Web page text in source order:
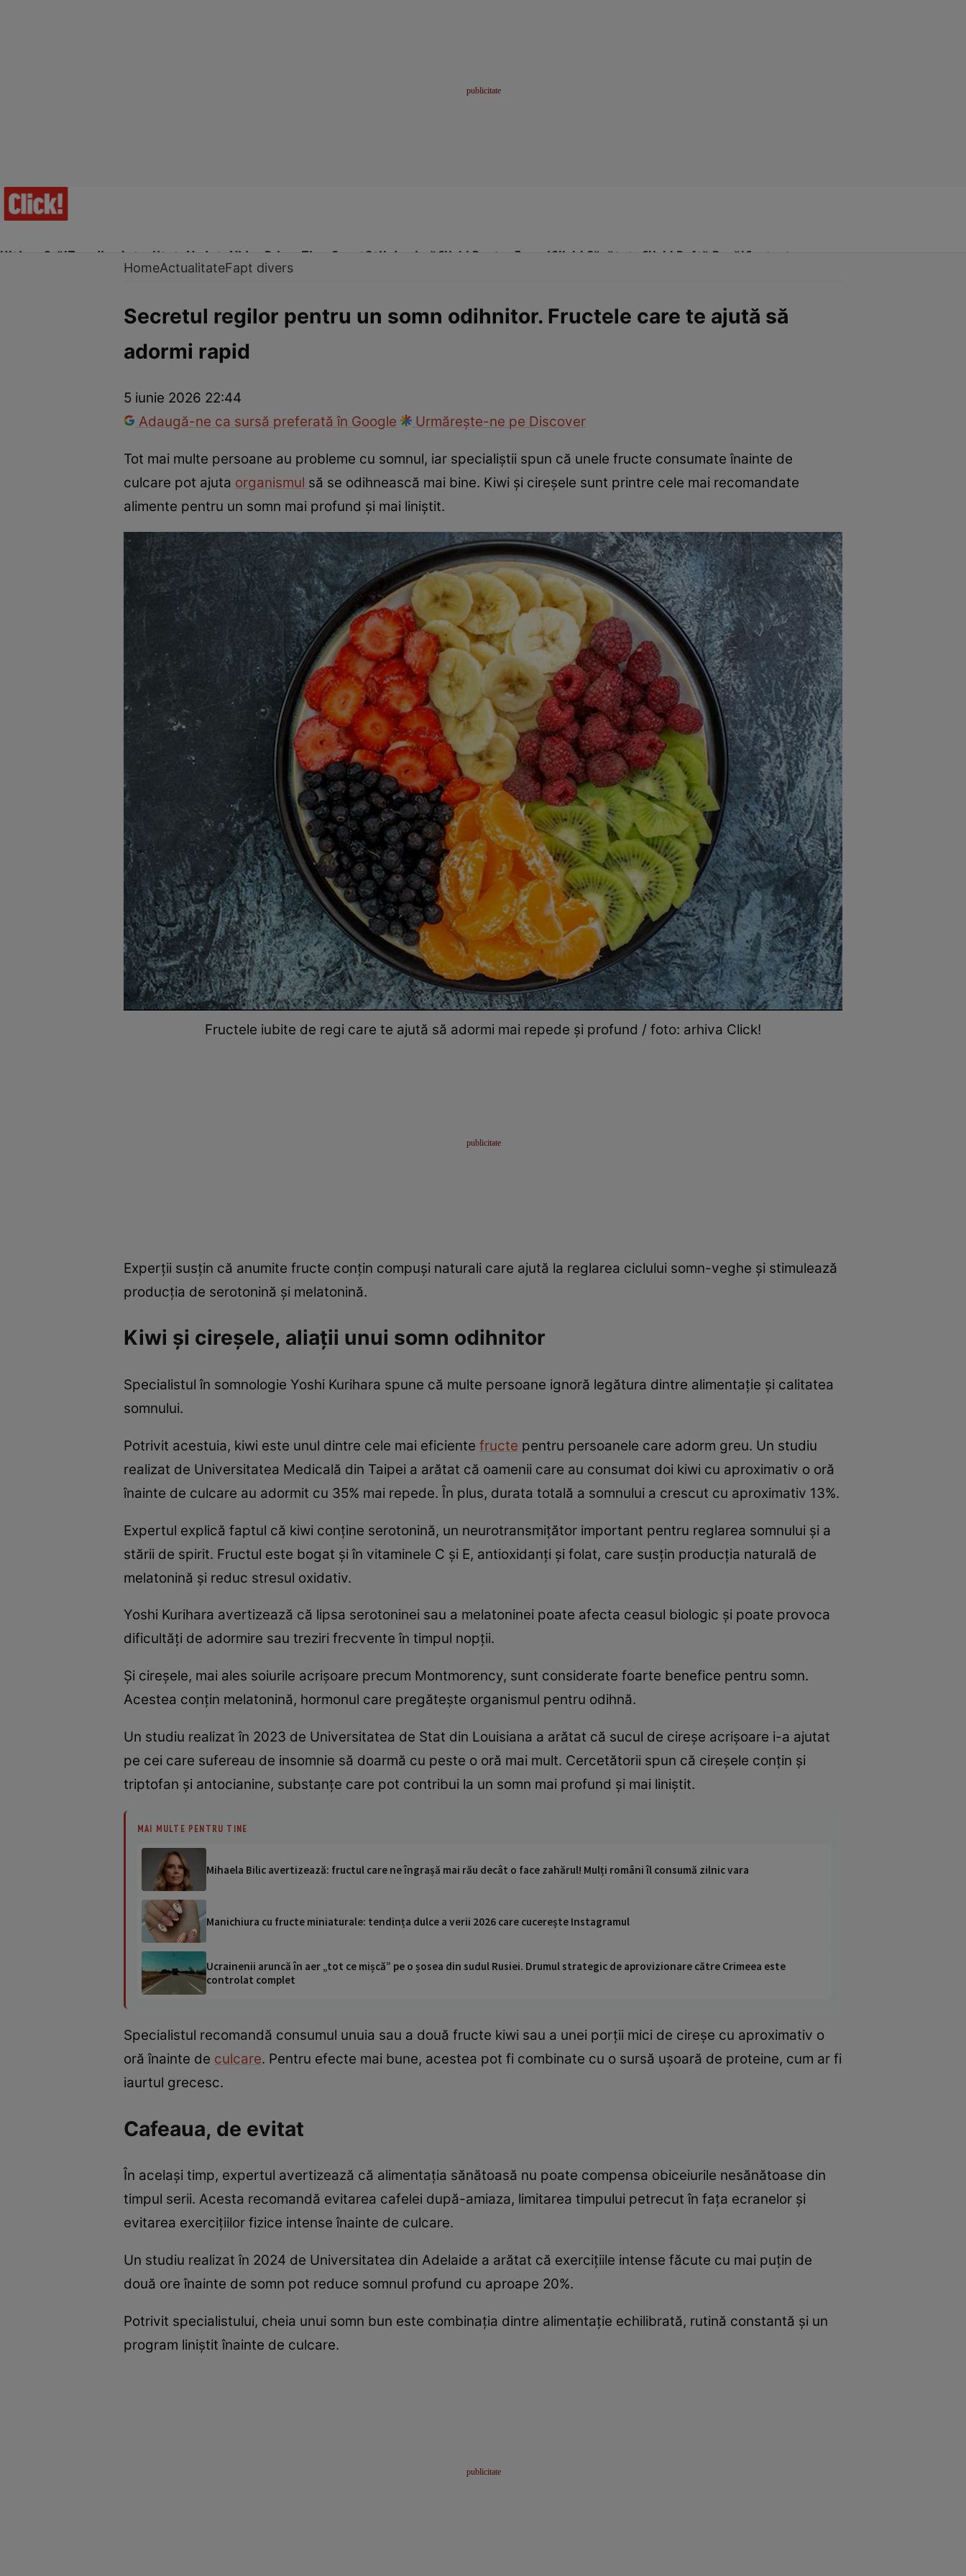
Ultima Oră!Trending Actualitate Vedete Video Prime Time SportStil de viațăClick! Pentru FemeiClick! Sănătate Click! Poftă Bună!Contact
Internațional Fapt divers
HomeActualitateFapt divers
Secretul regilor pentru un somn odihnitor. Fructele care te ajută să
adormi rapid
5 iunie 2026 22:44
Adaugă-ne ca sursă preferată în Google
Urmărește-ne pe Discover
Tot mai multe persoane au probleme cu somnul, iar specialiștii spun că unele fructe consumate înainte de
culcare pot ajuta organismul să se odihnească mai bine. Kiwi și cireșele sunt printre cele mai recomandate
alimente pentru un somn mai profund și mai liniștit.
Fructele iubite de regi care te ajută să adormi mai repede și profund / foto: arhiva Click!
Experții susțin că anumite fructe conțin compuși naturali care ajută la reglarea ciclului somn-veghe și stimulează
producția de serotonină și melatonină.
Kiwi și cireșele, aliații unui somn odihnitor
Specialistul în somnologie Yoshi Kurihara spune că multe persoane ignoră legătura dintre alimentație și calitatea
somnului.
Potrivit acestuia, kiwi este unul dintre cele mai eficiente fructe pentru persoanele care adorm greu. Un studiu
realizat de Universitatea Medicală din Taipei a arătat că oamenii care au consumat doi kiwi cu aproximativ o oră
înainte de culcare au adormit cu 35% mai repede. În plus, durata totală a somnului a crescut cu aproximativ 13%.
Expertul explică faptul că kiwi conține serotonină, un neurotransmițător important pentru reglarea somnului și a
stării de spirit. Fructul este bogat și în vitaminele C și E, antioxidanți și folat, care susțin producția naturală de
melatonină și reduc stresul oxidativ.
Yoshi Kurihara avertizează că lipsa serotoninei sau a melatoninei poate afecta ceasul biologic și poate provoca
dificultăți de adormire sau treziri frecvente în timpul nopții.
Și cireșele, mai ales soiurile acrișoare precum Montmorency, sunt considerate foarte benefice pentru somn.
Acestea conțin melatonină, hormonul care pregătește organismul pentru odihnă.
Un studiu realizat în 2023 de Universitatea de Stat din Louisiana a arătat că sucul de cireșe acrișoare i-a ajutat
pe cei care sufereau de insomnie să doarmă cu peste o oră mai mult. Cercetătorii spun că cireșele conțin și
triptofan și antocianine, substanțe care pot contribui la un somn mai profund și mai liniștit.
MAI MULTE PENTRU TINE
Mihaela Bilic avertizează: fructul care ne îngrașă mai rău decât o face zahărul! Mulți români îl consumă zilnic vara
Manichiura cu fructe miniaturale: tendința dulce a verii 2026 care cucerește Instagramul
Ucrainenii aruncă în aer „tot ce mișcă” pe o șosea din sudul Rusiei. Drumul strategic de aprovizionare către Crimeea este
controlat complet
Specialistul recomandă consumul unuia sau a două fructe kiwi sau a unei porții mici de cireșe cu aproximativ o
oră înainte de culcare. Pentru efecte mai bune, acestea pot fi combinate cu o sursă ușoară de proteine, cum ar fi
iaurtul grecesc.
Cafeaua, de evitat
În același timp, expertul avertizează că alimentația sănătoasă nu poate compensa obiceiurile nesănătoase din
timpul serii. Acesta recomandă evitarea cafelei după-amiaza, limitarea timpului petrecut în fața ecranelor și
evitarea exercițiilor fizice intense înainte de culcare.
Un studiu realizat în 2024 de Universitatea din Adelaide a arătat că exercițiile intense făcute cu mai puțin de
două ore înainte de somn pot reduce somnul profund cu aproape 20%.
Potrivit specialistului, cheia unui somn bun este combinația dintre alimentație echilibrată, rutină constantă și un
program liniștit înainte de culcare.